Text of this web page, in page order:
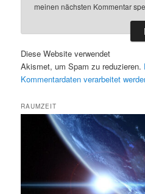
meinen nächsten Kommentar
Diese Website verwendet
Akismet, um Spam zu reduzieren.
Kommentardaten verarbeitet
RAUMZEIT